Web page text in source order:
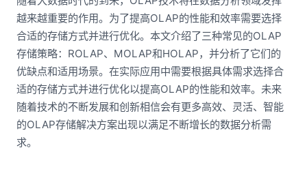
越来越重要的作用。为了提高OLAP的性能和效率需要选择
合适的存储方式并进行优化。本文介绍了三种常见的OLAP
存储策略：ROLAP、MOLAP和HOLAP，并分析了它们的
优缺点和适用场景。在实际应用中需要根据具体需求选择合
适的存储方式并进行优化以提高OLAP的性能和效率。未来
随着技术的不断发展和创新相信会有更多高效、灵活、智能
的OLAP存储解决方案出现以满足不断增长的数据分析需
求。